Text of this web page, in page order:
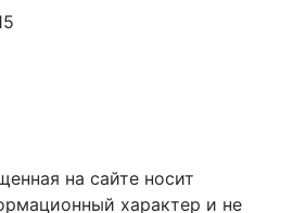
на сайте носит
характер и не